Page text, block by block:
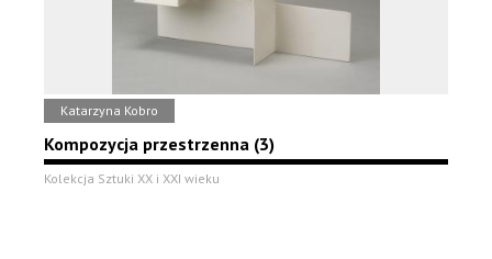
Katarzyna Kobro
Kompozycja przestrzenna (3)
Kolekcja Sztuki XX i XXI wieku